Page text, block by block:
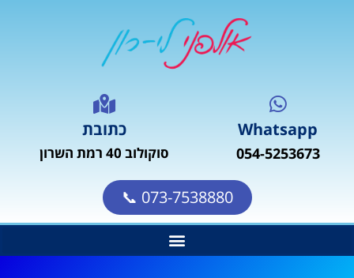
Whatsapp
054-5253673
כתובת
סוקולוב 40 רמת השרון
073-7538880 📞